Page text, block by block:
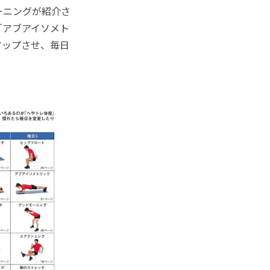
ングが紹介さ
ブアイソメト
プさせ、毎日